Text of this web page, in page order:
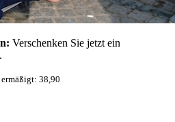
Verschenken Sie jetzt ein
38,90